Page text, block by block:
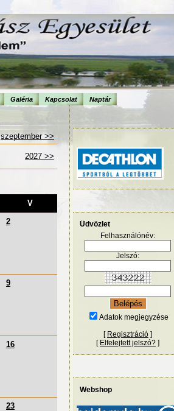
Galéria Kapcsolat Naptár
szeptember >>
2027 >>
V
2
9
16
23
Üdvözlet
Felhasználónév:
Jelszó:
Adatok megjegyzése
[ Regisztráció ]
[ Elfelejtett jelszó? ]
Webshop